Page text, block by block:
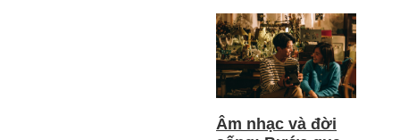
Âm nhạc và đời